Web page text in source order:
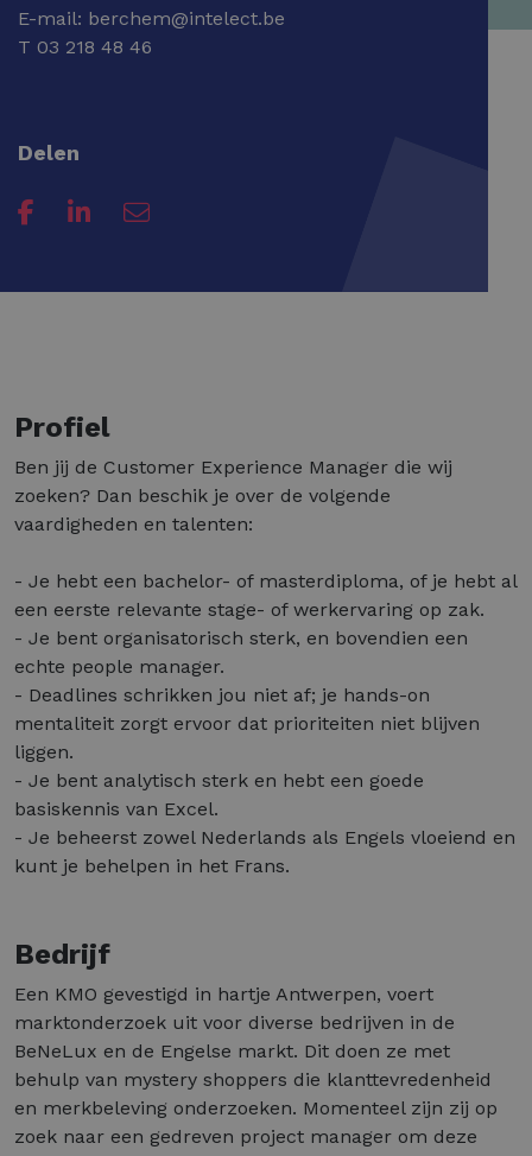
E-mail: berchem@intelect.be
T 03 218 48 46
Delen
Profiel
Ben jij de Customer Experience Manager die wij
zoeken? Dan beschik je over de volgende
vaardigheden en talenten:
- Je hebt een bachelor- of masterdiploma, of je hebt al
een eerste relevante stage- of werkervaring op zak.
- Je bent organisatorisch sterk, en bovendien een
echte people manager.
- Deadlines schrikken jou niet af; je hands-on
mentaliteit zorgt ervoor dat prioriteiten niet blijven
liggen.
- Je bent analytisch sterk en hebt een goede
basiskennis van Excel.
- Je beheerst zowel Nederlands als Engels vloeiend en
kunt je behelpen in het Frans.
Bedrijf
Een KMO gevestigd in hartje Antwerpen, voert
marktonderzoek uit voor diverse bedrijven in de
BeNeLux en de Engelse markt. Dit doen ze met
behulp van mystery shoppers die klanttevredenheid
en merkbeleving onderzoeken. Momenteel zijn zij op
zoek naar een gedreven project manager om deze